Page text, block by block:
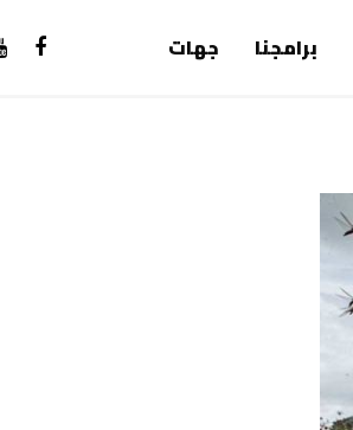
برامجنا جهات